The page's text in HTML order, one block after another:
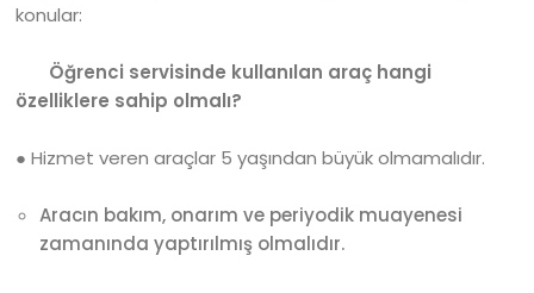
konular:
Öğrenci servisinde kullanılan araç hangi
özelliklere sahip olmalı?
● Hizmet veren araçlar 5 yaşından büyük olmamalıdır.
Aracın bakım, onarım ve periyodik muayenesi
zamanında yaptırılmış olmalıdır.